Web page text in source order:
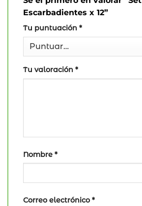
Escarbadientes x 12”
Tu puntuación *
Tu valoración *
Nombre *
Correo electrónico *